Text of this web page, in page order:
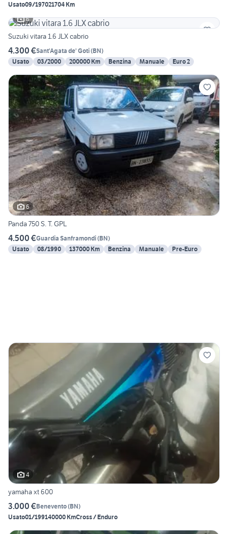
Usato09/197021704 Km
6
Suzuki vitara 1.6 JLX cabrio
4.300 €Sant'Agata de' Goti(BN)
Usato
03/2000 200000 Km Benzina Manuale Euro 2
6
Panda 750 S. T. GPL
4.500 €Guardia Sanframondi(BN)
Usato
08/1990 137000 Km Benzina Manuale Pre-Euro
4
yamaha xt 600
3.000 €Benevento(BN)
Usato01/199140000 KmCross / Enduro